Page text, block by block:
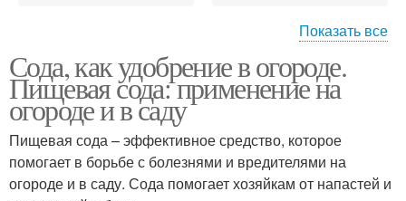
Сода для помидор Сода для томатов
Соды для томатов Томаты в соде
Показать все
Сода, как удобрение в огороде.
Пищевая сода: применение на
огороде и в саду
Пищевая сода – эффективное средство, которое
помогает в борьбе с болезнями и вредителями на
огороде и в саду. Сода помогает хозяйкам от напастей и